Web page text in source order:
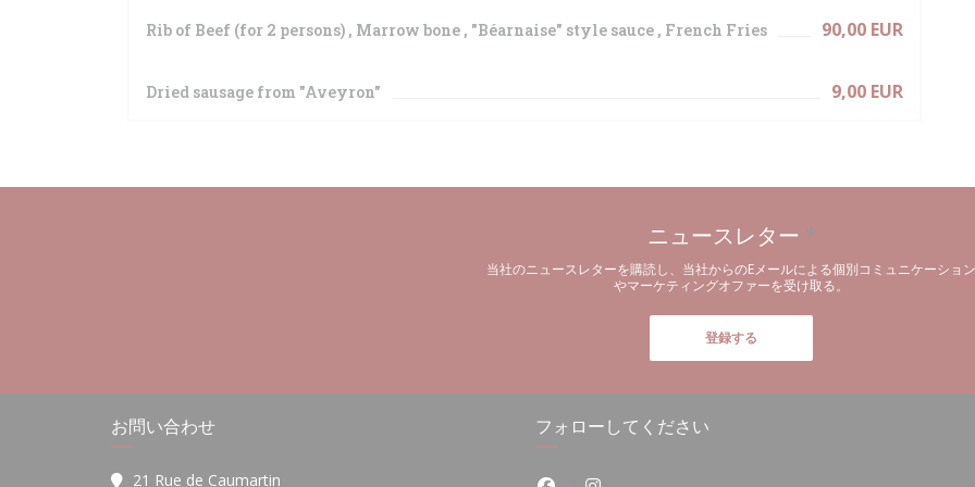
Rib of Beef (for 2 persons) , Marrow bone , "Béarnaise" style sauce , French Fries 90,00 EUR
Dried sausage from "Aveyron" 9,00 EUR
ニュースレター *
当社のニュースレターを購読し、当社からのEメールによる個別コミュニケーション
やマーケティングオファーを受け取る。
登録する
お問い合わせ
21 Rue de Caumartin
フォローしてください